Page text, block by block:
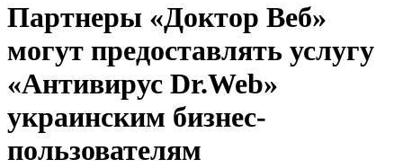
Партнеры «Доктор Веб»
могут предоставлять услугу
«Антивирус Dr.Web»
украинским бизнес-
пользователям